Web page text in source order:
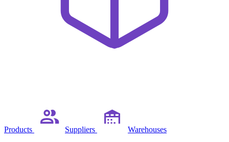
Products Suppliers Warehouses